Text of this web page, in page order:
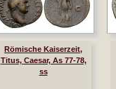
Römische Kaiserzeit,
Titus, Caesar, As 77-78,
ss